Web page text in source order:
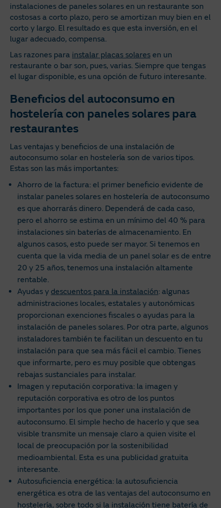
instalaciones de paneles solares en un restaurante son
costosas a corto plazo, pero se amortizan muy bien en el
corto y largo. El resultado es que esta inversión, en el
lugar adecuado, compensa.
Las razones para instalar placas solares en un
restaurante o bar son, pues, varias. Siempre que tengas
el lugar disponible, es una opción de futuro interesante.
Beneficios del autoconsumo en
hostelería con paneles solares para
restaurantes
Las ventajas y beneficios de una instalación de
autoconsumo solar en hostelería son de varios tipos.
Estas son las más importantes:
Ahorro de la factura: el primer beneficio evidente de
instalar paneles solares en hostelería de autoconsumo
es que ahorrarás dinero. Dependerá de cada caso,
pero el ahorro se estima en un mínimo del 40 % para
instalaciones sin baterías de almacenamiento. En
algunos casos, esto puede ser mayor. Si tenemos en
cuenta que la vida media de un panel solar es de entre
20 y 25 años, tenemos una instalación altamente
rentable.
Ayudas y descuentos para la instalación: algunas
administraciones locales, estatales y autonómicas
proporcionan exenciones fiscales o ayudas para la
instalación de paneles solares. Por otra parte, algunos
instaladores también te facilitan un descuento en tu
instalación para que sea más fácil el cambio. Tienes
que informarte, pero es muy posible que obtengas
rebajas sustanciales para instalar.
Imagen y reputación corporativa: la imagen y
reputación corporativa es otro de los puntos
importantes por los que poner una instalación de
autoconsumo. El simple hecho de hacerlo y que sea
visible transmite un mensaje claro a quien visite el
local de preocupación por la sostenibilidad
medioambiental. Esta es una publicidad gratuita
interesante.
Autosuficiencia energética: la autosuficiencia
energética es otra de las ventajas del autoconsumo en
hostelería, sobre todo si la instalación tiene batería de